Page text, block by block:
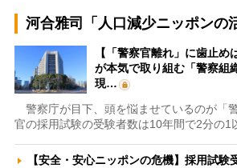
河合雅司「人口減少ニッポンの
【「警察官離れ」に歯止
が本気で取り組む「警察
現…
警察庁が目下、頭を悩ませているのが「
官の採用試験の受験者数は10年間で2分の1
【安全・安心ニッポンの危機】採用試験